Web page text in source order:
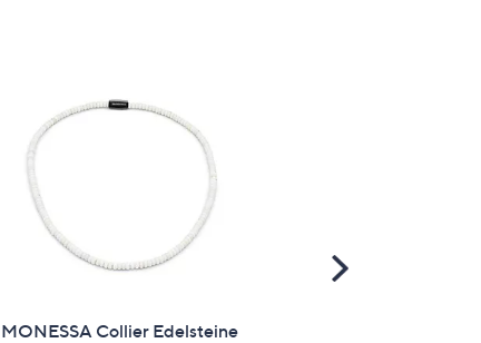
MONESSA Collier Edelsteine
Scroll